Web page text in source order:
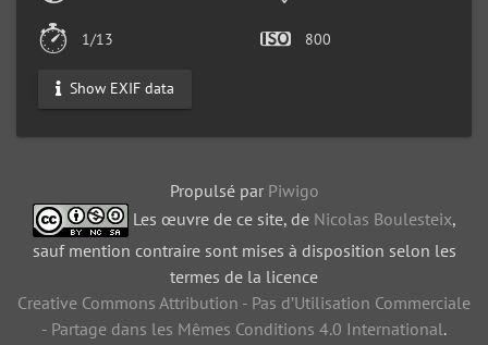
1/13 800
Show EXIF data
Propulsé par Piwigo
Les œuvre de ce site, de Nicolas Boulesteix,
sauf mention contraire sont mises à disposition selon les
termes de la licence
Creative Commons Attribution - Pas d’Utilisation Commerciale
- Partage dans les Mêmes Conditions 4.0 International.